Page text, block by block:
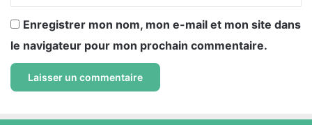
Enregistrer mon nom, mon e-mail et mon site dans
le navigateur pour mon prochain commentaire.